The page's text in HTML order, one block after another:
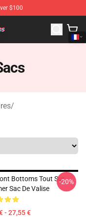
$100
The Front Bottoms
/
Bottoms Tout Sur
Sac De Valise
- 27,55 €
-20%